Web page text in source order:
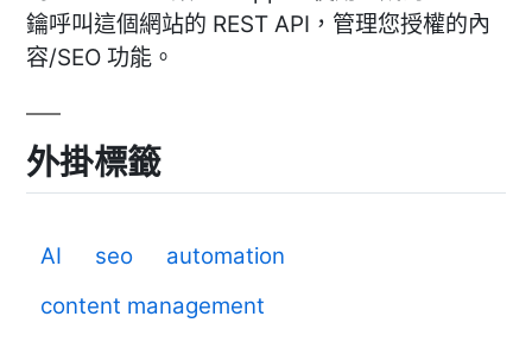
鑰呼叫這個網站的 REST API，管理您授權的內
容/SEO 功能。
外掛標籤
AI seo
automation
content management